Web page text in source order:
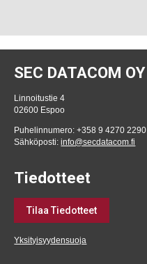
SEC DATACOM OY
Linnoitustie 4
02600 Espoo
Puhelinnumero: +358 9 4270 2290
Sähköposti:info@secdatacom.fi
Tiedotteet
Tilaa Tiedotteet
Yksityisyydensuoja